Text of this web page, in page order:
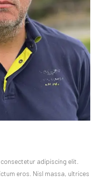
adipiscing elit.
eros. Nisl massa, ultrices